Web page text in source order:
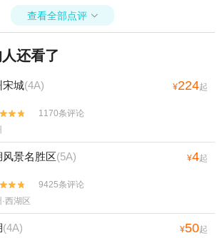
园区+let's go游乐世界+衢州
城市广场美猴游乐园+越剧小
动物王国+镜湖湿地游乐园
暨迷宫露营天地+鲁镇社戏
州神王谷景区+梦寻西施
馆+绍兴老街+衢州古城墙
书院+遇见西施·浣纱江夜游
竹溪漂流+浙江衢州跳伞基
体育中心+诸暨美人城1日
查看全部点评 
还看了
宋城(4A) ¥224起
1170条评论
风景名胜区(5A) ¥4起
9425条评论
西湖区
(4A) ¥50起